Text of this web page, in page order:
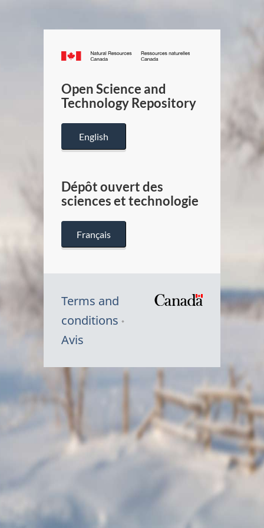
Canada.ca
/
Canada
Open Science and
Technology Repository
English
Dépôt ouvert des
sciences et technologie
Français
Terms and
conditions
Avis
Symbole
Canada